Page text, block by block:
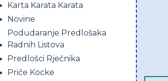
Karta Karata Karata
Novine
Podudaranje Predlošaka
Radnih Listova
Predlošci Rječnika
Priče Kocke